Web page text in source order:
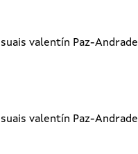
valentín Paz-Andrade
valentín Paz-Andrade